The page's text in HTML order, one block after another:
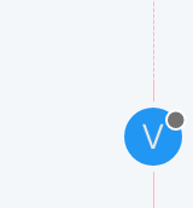
V